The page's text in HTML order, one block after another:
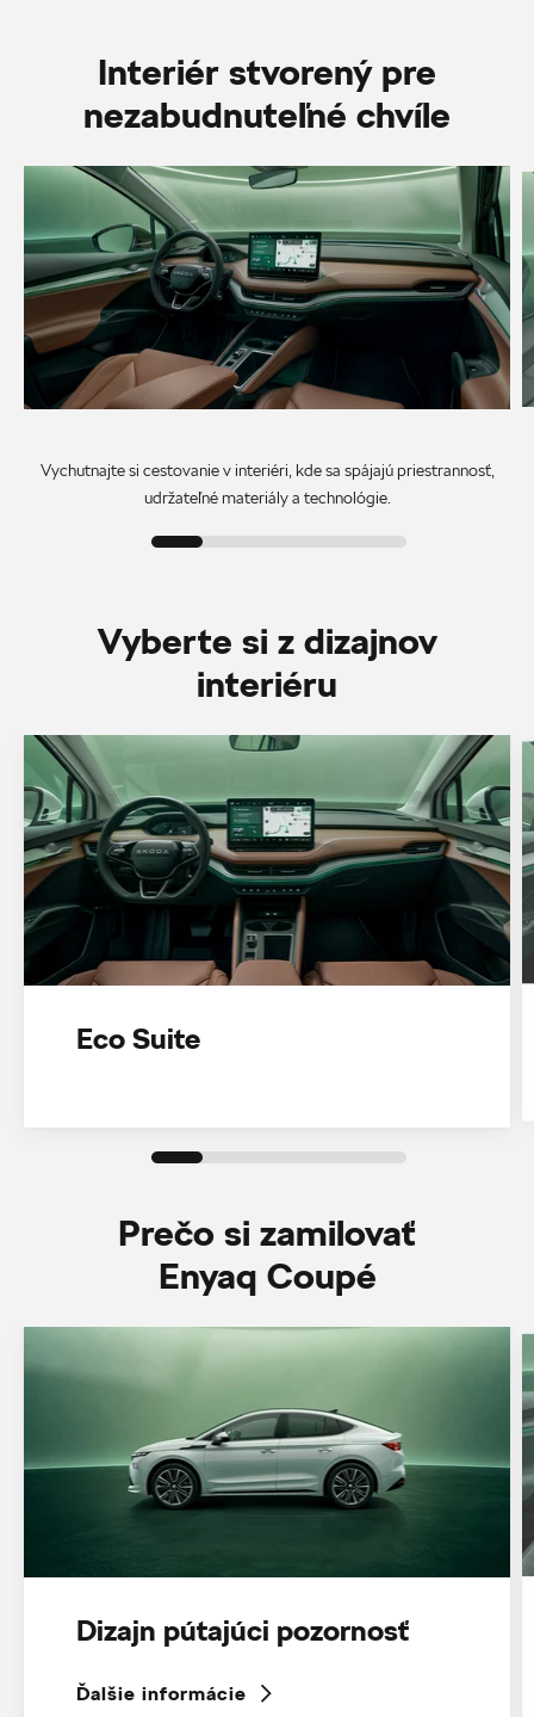
Interiér stvorený pre
nezabudnuteľné chvíle
Vychutnajte si cestovanie v interiéri, kde sa spájajú priestrannosť,
udržateľné materiály a technológie.
Vyberte si z dizajnov
interiéru
Eco Suite
Prečo si zamilovať
Enyaq Coupé
Dizajn pútajúci pozornosť
Ďalšie informácie